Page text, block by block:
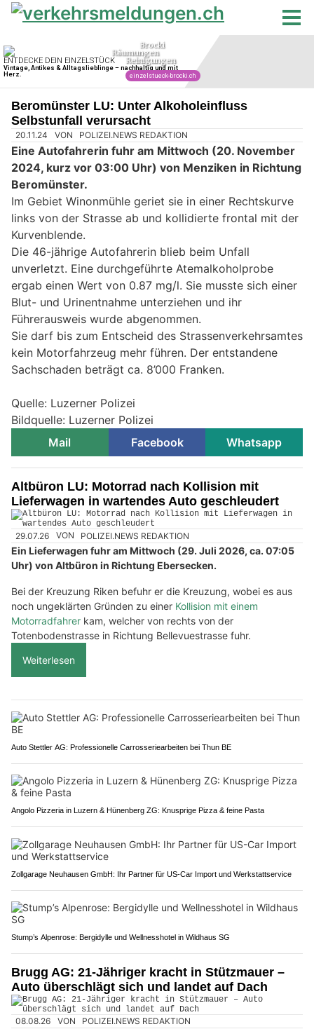
Beromünster LU: Unter Alkoholeinfluss
Selbstunfall verursacht
20.11.24 VON POLIZEI.NEWS REDAKTION
Eine Autofahrerin fuhr am Mittwoch (20. November
2024, kurz vor 03:00 Uhr) von Menziken in Richtung
Beromünster.
Im Gebiet Winonmühle geriet sie in einer Rechtskurve
links von der Strasse ab und kollidierte frontal mit der
Kurvenblende.
Die 46-jährige Autofahrerin blieb beim Unfall
unverletzt. Eine durchgeführte Atemalkoholprobe
ergab einen Wert von 0.87 mg/l. Sie musste sich einer
Blut- und Urinentnahme unterziehen und ihr
Führerausweis wurde abgenommen.
Sie darf bis zum Entscheid des Strassenverkehrsamtes
kein Motorfahrzeug mehr führen. Der entstandene
Sachschaden beträgt ca. 8’000 Franken.
Quelle: Luzerner Polizei
Bildquelle: Luzerner Polizei
Mail
Facebook Whatsapp
Altbüron LU: Motorrad nach Kollision mit
Lieferwagen in wartendes Auto geschleudert
29.07.26 VON POLIZEI.NEWS REDAKTION
Ein Lieferwagen fuhr am Mittwoch (29. Juli 2026, ca. 07:05
Uhr) von Altbüron in Richtung Ebersecken.
Bei der Kreuzung Riken befuhr er die Kreuzung, wobei es aus
noch ungeklärten Gründen zu einer Kollision mit einem
Motorradfahrer kam, welcher von rechts von der
Totenbodenstrasse in Richtung Bellevuestrasse fuhr.
Weiterlesen
Auto Stettler AG: Professionelle Carrosseriearbeiten bei Thun BE
Angolo Pizzeria in Luzern & Hünenberg ZG: Knusprige Pizza & feine Pasta
Zollgarage Neuhausen GmbH: Ihr Partner für US-Car Import und Werkstattservice
Stump’s Alpenrose: Bergidylle und Wellnesshotel in Wildhaus SG
Brugg AG: 21-Jähriger kracht in Stützmauer –
Auto überschlägt sich und landet auf Dach
08.08.26 VON POLIZEI.NEWS REDAKTION